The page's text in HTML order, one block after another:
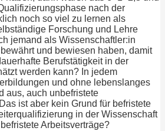
nach der
noch so viel zu lernen als
Forschung und Lehre
jemand als Wissenschaftler:in
und bewiesen haben, damit
Berufstätigkeit in der
werden kann? In jedem
und ohne lebenslanges
aus, auch unbefristete
ist aber kein Grund für befristete
in der Wissenschaft
Arbeitsverträge?